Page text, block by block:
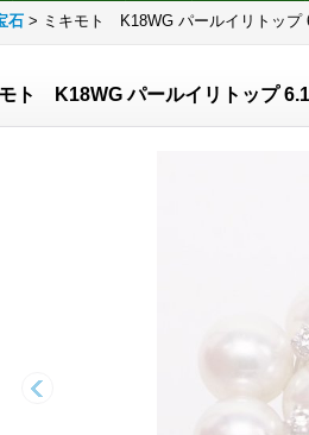
石 > ミキモト K18WG パールイリトップ
ト K18WG パールイリトップ